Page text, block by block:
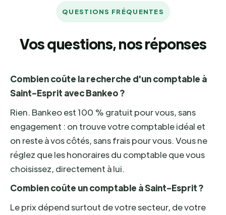
QUESTIONS FRÉQUENTES
Vos questions, nos réponses
Combien coûte la recherche d'un comptable à
Saint-Esprit avec Bankeo ?
Rien. Bankeo est 100 % gratuit pour vous, sans
engagement : on trouve votre comptable idéal et
on reste à vos côtés, sans frais pour vous. Vous ne
réglez que les honoraires du comptable que vous
choisissez, directement à lui.
Combien coûte un comptable à Saint-Esprit ?
Le prix dépend surtout de votre secteur, de votre